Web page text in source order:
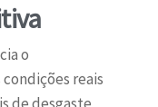
o
reais